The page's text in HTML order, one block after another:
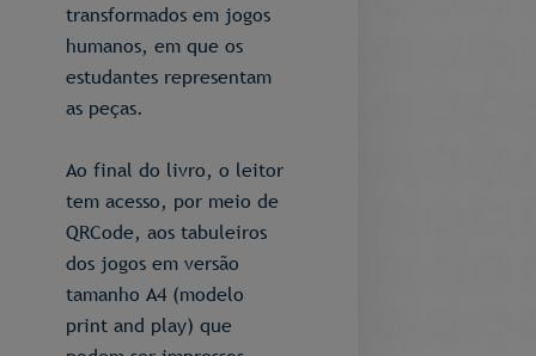
transformados em jogos
humanos, em que os
estudantes representam
as peças.
Ao final do livro, o leitor
tem acesso, por meio de
QRCode, aos tabuleiros
dos jogos em versão
tamanho A4 (modelo
print and play) que